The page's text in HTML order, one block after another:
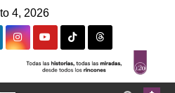
4, 2026